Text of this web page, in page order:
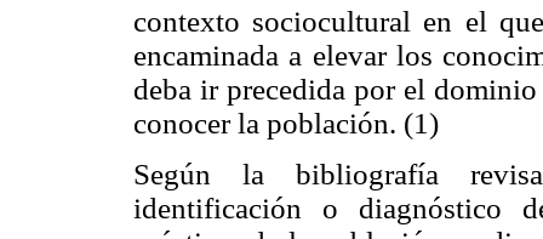
contexto sociocultural en el
encaminada a elevar los
deba ir precedida por el dominio
conocer la población. (1)
Según la bibliografía
identificación o diagnóstico